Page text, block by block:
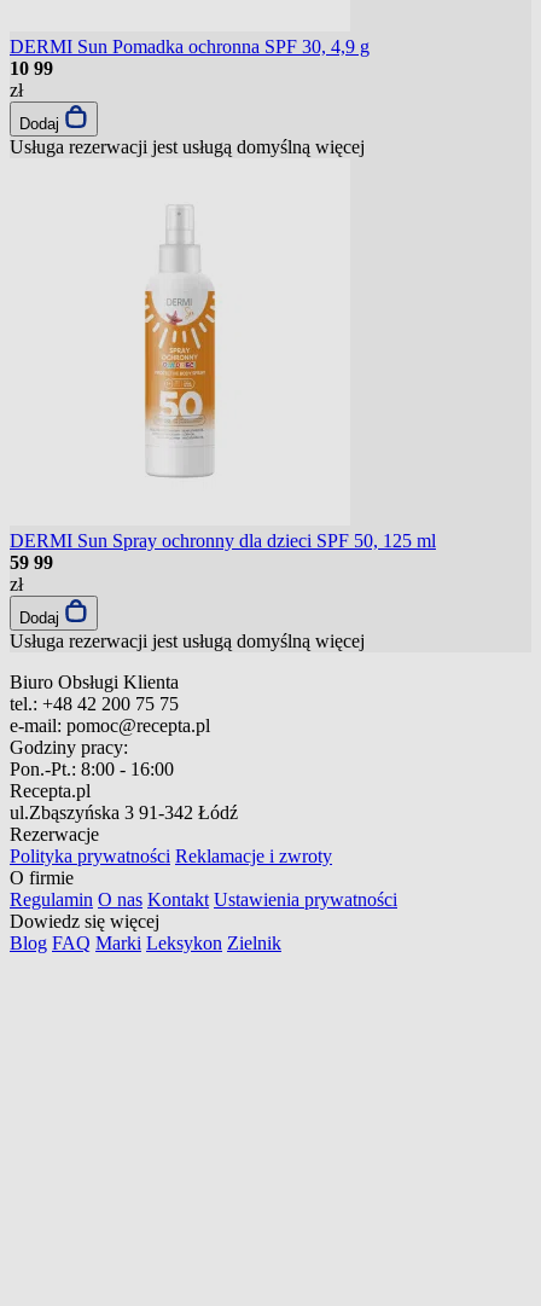
DERMI Sun Pomadka ochronna SPF 30, 4,9 g
10 99
zł
Dodaj
Usługa rezerwacji jest usługą domyślną więcej
DERMI Sun Spray ochronny dla dzieci SPF 50, 125 ml
59 99
zł
Dodaj
Usługa rezerwacji jest usługą domyślną więcej
Biuro Obsługi Klienta
tel.: +48 42 200 75 75
e-mail: pomoc@recepta.pl
Godziny pracy:
Pon.-Pt.: 8:00 - 16:00
Recepta.pl
ul.Zbąszyńska 3 91-342 Łódź
Rezerwacje
Polityka prywatności Reklamacje i zwroty
O firmie
Regulamin O nas Kontakt Ustawienia prywatności
Dowiedz się więcej
Blog FAQ Marki Leksykon Zielnik